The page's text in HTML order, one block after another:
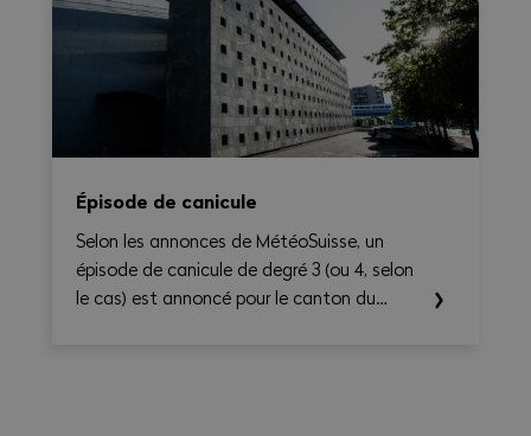
hebdomadaire, tout en générant une
synthèse claire et exportable en PDF.
Épisode de canicule
Selon les annonces de MétéoSuisse, un
épisode de canicule de degré 3 (ou 4, selon
le cas) est annoncé pour le canton du